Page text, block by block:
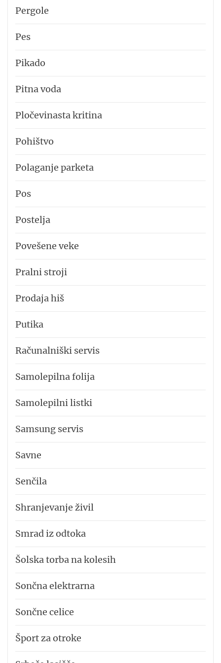
Pergole
Pes
Pikado
Pitna voda
Pločevinasta kritina
Pohištvo
Polaganje parketa
Pos
Postelja
Povešene veke
Pralni stroji
Prodaja hiš
Putika
Računalniški servis
Samolepilna folija
Samolepilni listki
Samsung servis
Savne
Senčila
Shranjevanje živil
Smrad iz odtoka
Šolska torba na kolesih
Sončna elektrarna
Sončne celice
Šport za otroke